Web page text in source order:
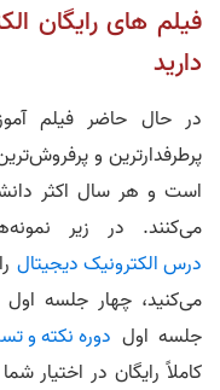
فیلم های رایگان
دارید
در حال حاضر فیلم
پرطرفدارترین و
است و هر سال اکثر
می‌کنند. در زیر
درس الکترونیک دیجیتال
می‌کنید، چهار جلسه اول
جلسه اول دوره نکته و
کاملاً رایگان در اختیار